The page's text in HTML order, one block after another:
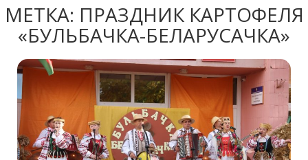
МЕТКА: ПРАЗДНИК КАРТОФЕЛЯ
«БУЛЬБАЧКА-БЕЛАРУСАЧКА»